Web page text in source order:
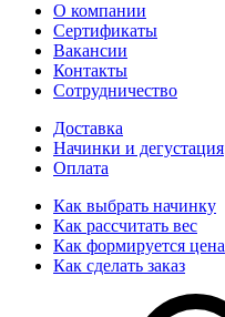
О компании
Сертификаты
Вакансии
Контакты
Сотрудничество
Доставка
Начинки и дегустация
Оплата
Как выбрать начинку
Как рассчитать вес
Как формируется цена
Как сделать заказ